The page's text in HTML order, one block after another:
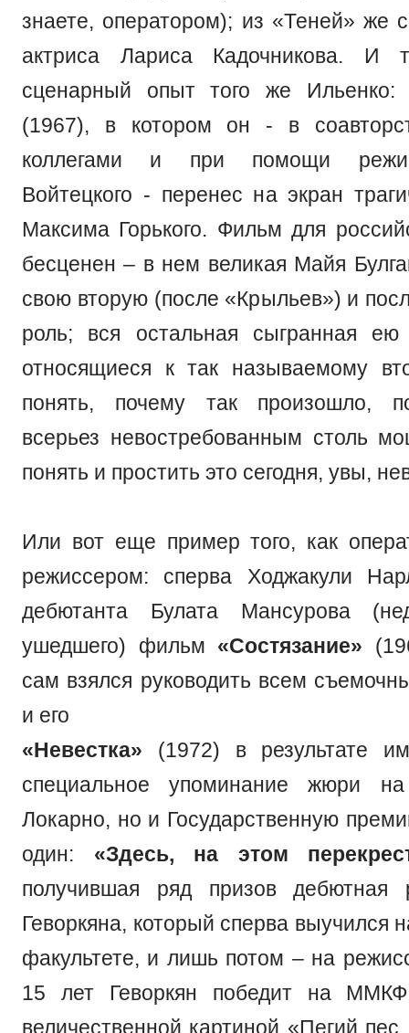
знаете, оператором); из «Теней» же
актриса Лариса Кадочникова.
сценарный опыт того же
(1967), в котором он - в
коллегами и при помощи
Войтецкого - перенес на экран
Максима Горького. Фильм для
бесценен – в нем великая Майя
свою вторую (после «Крыльев») и
роль; вся остальная сыгранная
относящиеся к так называемому
понять, почему так произошло,
всерьез невостребованным столь
понять и простить это сегодня, увы,
Или вот еще пример того, как
режиссером: сперва Ходжакули
дебютанта Булата Мансурова
ушедшего) фильм «Состязание»
сам взялся руководить всем
и его
«Невестка» (1972) в результате
специальное упоминание жюри
Локарно, но и Государственную
один: «Здесь, на этом
получившая ряд призов дебютная
Геворкяна, который сперва выучился
факультете, и лишь потом – на
15 лет Геворкян победит на
величественной картиной «Пегий